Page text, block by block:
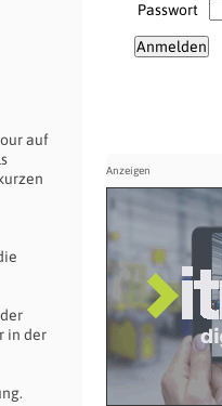
auf
in der
Passwort